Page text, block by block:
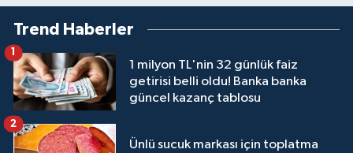
Trend Haberler
1 milyon TL'nin 32 günlük faiz
getirisi belli oldu! Banka banka
güncel kazanç tablosu
1
Ünlü sucuk markası için toplatma
2